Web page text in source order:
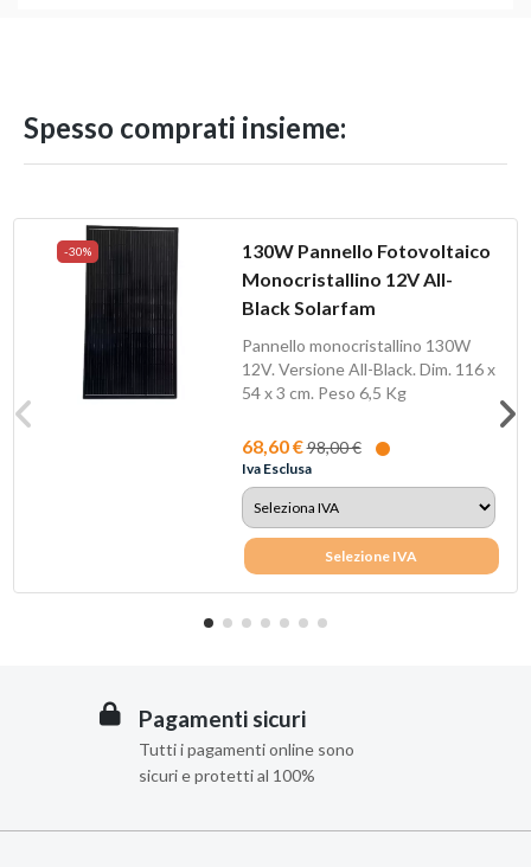
Spesso comprati insieme:
-30%
130W Pannello Fotovoltaico
Monocristallino 12V All-
Black Solarfam
Pannello monocristallino 130W
12V. Versione All-Black. Dim. 116 x
54 x 3 cm. Peso 6,5 Kg
68,60 €98,00 €
Iva Esclusa
Selezione IVA
Pagamenti sicuri
Tutti i pagamenti online sono
sicuri e protetti al 100%